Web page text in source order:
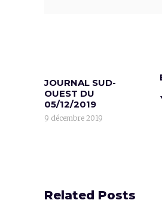
JOURNAL SUD-
OUEST DU
05/12/2019
9 décembre 2019
Related Posts